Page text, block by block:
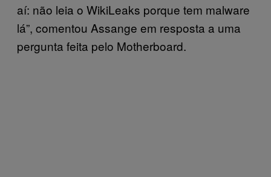
aí: não leia o WikiLeaks porque tem malware
lá”, comentou Assange em resposta a uma
pergunta feita pelo Motherboard.